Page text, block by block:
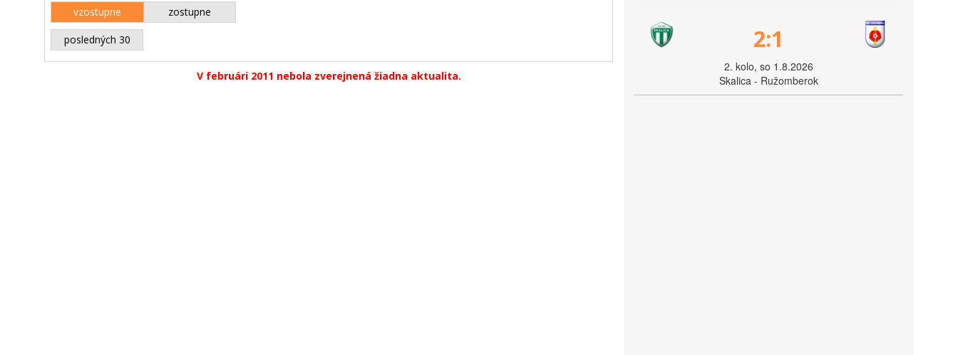
vzostupne zostupne
posledných 30
V februári 2011 nebola zverejnená žiadna aktualita.
2:1
2. kolo, so 1.8.2026
Skalica - Ružomberok